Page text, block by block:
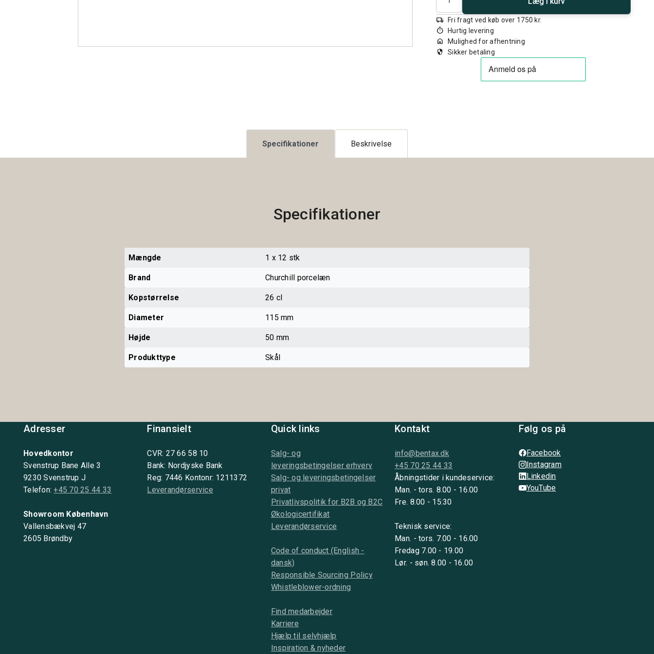
local_shipping Fri fragt ved køb over 1750 kr.
timer Hurtig levering
home Mulighed for afhentning
security Sikker betaling
Specifikationer Beskrivelse
Specifikationer
Mængde 1 x 12 stk
Brand Churchill porcelæn
Kopstørrelse 26 cl
Diameter 115 mm
Højde 50 mm
Produkttype Skål
Adresser
Hovedkontor
Svenstrup Bane Alle 3
9230 Svenstrup J
Telefon:+45 70 25 44 33
Showroom København
Vallensbækvej 47
2605 Brøndby
Finansielt
CVR: 27 66 58 10
Bank: Nordjyske Bank
Reg: 7446 Kontonr: 1211372
Leverandørservice
Quick links
Salg- og
leveringsbetingelser erhverv
Salg- og leveringsbetingelser
privat
Privatlivspolitik for B2B og B2C
Økologicertifikat
Leverandørservice
Code of conduct (English -
dansk)
Responsible Sourcing Policy
Whistleblower-ordning
Find medarbejder
Karriere
Hjælp til selvhjælp
Inspiration & nyheder
Kontakt
info@bentax.dk
+45 70 25 44 33
Åbningstider i kundeservice:
Man. - tors. 8.00 - 16.00
Fre. 8.00 - 15:30
Teknisk service:
Man. - tors. 7.00 - 16.00
Fredag 7.00 - 19.00
Lør. - søn. 8.00 - 16.00
Følg os på
Facebook
Instagram
Linkedin
YouTube